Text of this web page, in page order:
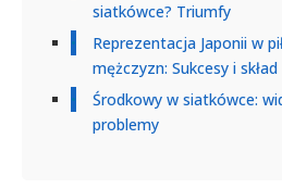
siatkówce? Triumfy
Reprezentacja Japonii w
mężczyzn: Sukcesy i skład
Środkowy w siatkówce:
problemy